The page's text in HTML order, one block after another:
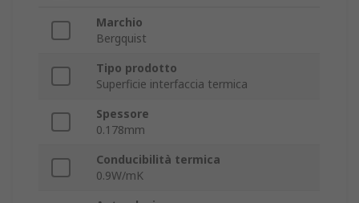
Marchio
Bergquist
Tipo prodotto
Superficie interfaccia termica
Spessore
0.178mm
Conducibilità termica
0.9W/mK